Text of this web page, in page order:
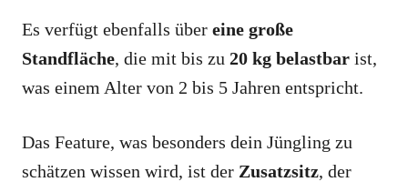
Es verfügt ebenfalls über eine große
Standfläche, die mit bis zu 20 kg belastbar ist,
was einem Alter von 2 bis 5 Jahren entspricht.
Das Feature, was besonders dein Jüngling zu
schätzen wissen wird, ist der Zusatzsitz, der